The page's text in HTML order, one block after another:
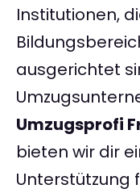
Institutionen,
ausgerichtet
Umzugsprofi
bieten wir dir
Unterstützung